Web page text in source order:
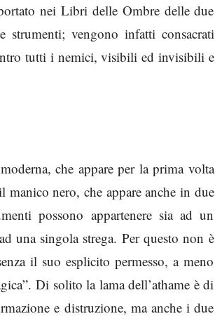
nei Libri delle Ombre delle due
vengono infatti consacrati
tutti i nemici, visibili ed invisibili e
che appare per la prima volta
nero, che appare anche in due
possono appartenere sia ad un
una singola strega. Per questo non è
il suo esplicito permesso, a meno
Di solito la lama dell’athame è di
e distruzione, ma anche i due